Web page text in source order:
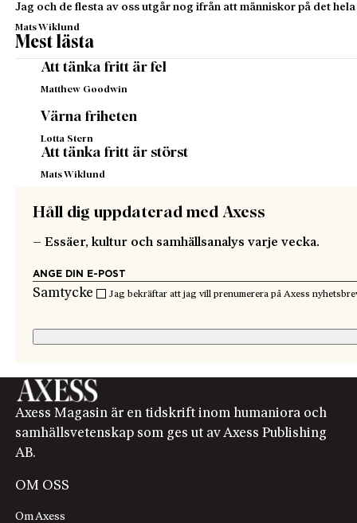
Jag och de flesta av oss utgår nog ifrån att människor på det
Mats Wiklund
Mest lästa
Att tänka fritt är fel
Matthew Goodwin
Värna friheten
Lotta Stern
Att tänka fritt är störst
Mats Wiklund
Håll dig uppdaterad med Axess
– Essäer, kultur och samhällsanalys varje vecka.
Samtycke Jag bekräftar att jag vill prenumerera på Axess
Axess Magasin är en tidskrift inom humaniora och
samhällsvetenskap som ges ut av Axess Publishing
AB.
OM OSS
Om Axess